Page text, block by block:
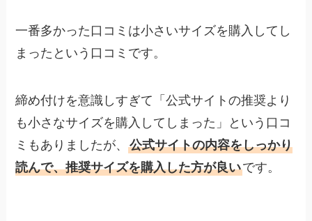
一番多かった口コミは小さいサイズを購入してし
まったという口コミです。
締め付けを意識しすぎて「公式サイトの推奨より
も小さなサイズを購入してしまった」という口コ
ミもありましたが、公式サイトの内容をしっかり
読んで、推奨サイズを購入した方が良いです。